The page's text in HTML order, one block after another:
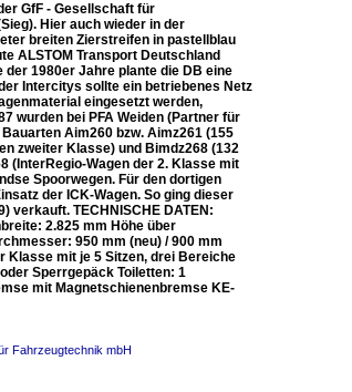
GfF - Gesellschaft für
Hier auch wieder in der
breiten Zierstreifen in pastellblau
ALSTOM Transport Deutschland
der 1980er Jahre plante die DB eine
Intercitys sollte ein betriebenes Netz
eingesetzt werden,
wurden bei PFA Weiden (Partner für
Aim260 bzw. Aimz261 (155
zweiter Klasse) und Bimdz268 (132
(InterRegio-Wagen der 2. Klasse mit
Spoorwegen. Für den dortigen
der ICK-Wagen. So ging dieser
verkauft. TECHNISCHE DATEN:
2.825 mm Höhe über
950 mm (neu) / 900 mm
Klasse mit je 5 Sitzen, drei Bereiche
Sperrgepäck Toiletten: 1
mit Magnetschienenbremse KE-
Fahrzeugtechnik mbH